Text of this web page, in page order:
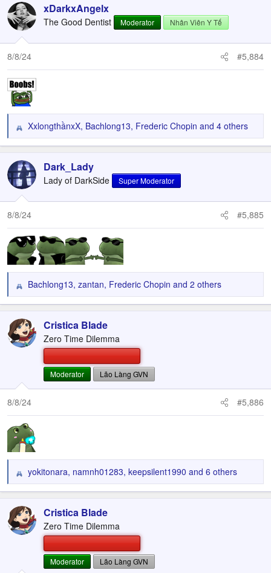
c
t
i
o
n
:
xDarkxAngelx
The Good Dentist Moderator Nhân Viên Y Tế
8/8/24 #5,884
R
e
c
t
i
o
n
:
XxlongthầnxX, Bachlong13, Frederic Chopin and 4 others
Dark_Lady
Lady of DarkSide Super Moderator
8/8/24 #5,885
R
e
c
t
i
:
Bachlong13, zantan, Frederic Chopin and 2 others
Cristica Blade
Zero Time Dilemma
Moderator Lão Làng GVN
8/8/24 #5,886
R
e
c
t
i
yokitonara, namnh01283, keepsilent1990 and 6 others
Cristica Blade
Zero Time Dilemma
Moderator Lão Làng GVN